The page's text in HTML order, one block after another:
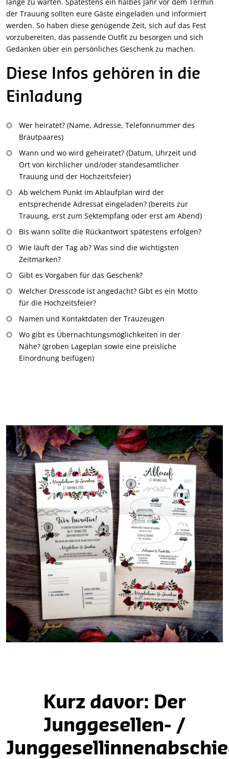
lange zu warten. Spätestens ein halbes Jahr vor dem Termin
der Trauung sollten eure Gäste eingeladen und informiert
werden. So haben diese genügende Zeit, sich auf das Fest
vorzubereiten, das passende Outfit zu besorgen und sich
Gedanken über ein persönliches Geschenk zu machen.
Diese Infos gehören in die
Einladung
Wer heiratet? (Name, Adresse, Telefonnummer des
Brautpaares)
Wann und wo wird geheiratet? (Datum, Uhrzeit und
Ort von kirchlicher und/oder standesamtlicher
Trauung und der Hochzeitsfeier)
Ab welchem Punkt im Ablaufplan wird der
entsprechende Adressat eingeladen? (bereits zur
Trauung, erst zum Sektempfang oder erst am Abend)
Bis wann sollte die Rückantwort spätestens erfolgen?
Wie läuft der Tag ab? Was sind die wichtigsten
Zeitmarken?
Gibt es Vorgaben für das Geschenk?
Welcher Dresscode ist angedacht? Gibt es ein Motto
für die Hochzeitsfeier?
Namen und Kontaktdaten der Trauzeugen
Wo gibt es Übernachtungsmöglichkeiten in der
Nähe? (groben Lageplan sowie eine preisliche
Einordnung beifügen)
Kurz davor: Der
Junggesellen- /